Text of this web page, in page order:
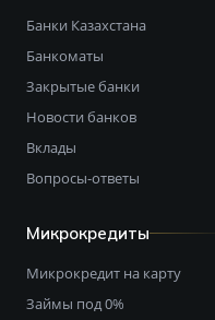
Банки Казахстана
Банкоматы
Закрытые банки
Новости банков
Вклады
Вопросы-ответы
Микрокредиты
Микрокредит на карту
Займы под 0%